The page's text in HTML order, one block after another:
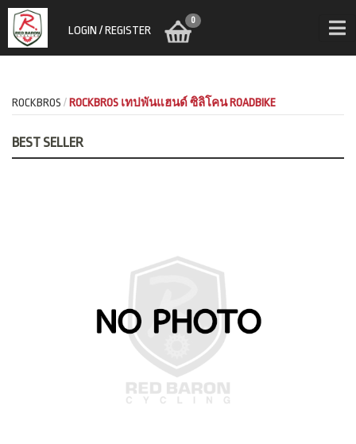
LOGIN / REGISTER
0
ROCKBROS ROCKBROS เทปพันแฮนด์ ซิลิโคน ROADBIKE
BEST SELLER